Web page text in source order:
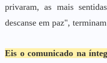
privaram, as mais
descanse em paz",
Eis o comunicado na